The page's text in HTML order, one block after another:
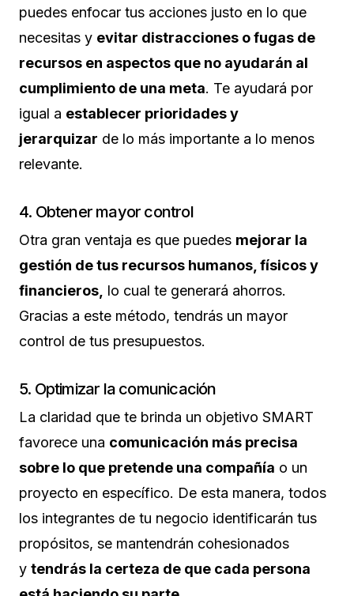
puedes enfocar tus acciones justo en lo que
necesitas y evitar distracciones o fugas de
recursos en aspectos que no ayudarán al
cumplimiento de una meta. Te ayudará por
igual a establecer prioridades y
jerarquizar de lo más importante a lo menos
relevante.
4. Obtener mayor control
Otra gran ventaja es que puedes mejorar la
gestión de tus recursos humanos, físicos y
financieros, lo cual te generará ahorros.
Gracias a este método, tendrás un mayor
control de tus presupuestos.
5. Optimizar la comunicación
La claridad que te brinda un objetivo SMART
favorece una comunicación más precisa
sobre lo que pretende una compañía o un
proyecto en específico. De esta manera, todos
los integrantes de tu negocio identificarán tus
propósitos, se mantendrán cohesionados
y tendrás la certeza de que cada persona